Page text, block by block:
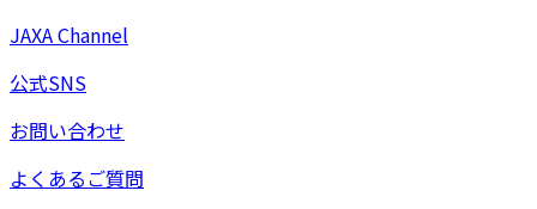
JAXA Channel
公式SNS
お問い合わせ
よくあるご質問